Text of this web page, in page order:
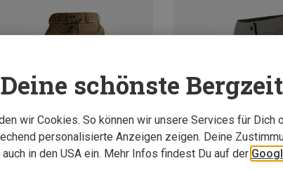
schönste
wir Cookies. So können wir unsere Services für Dich
personalisierte Anzeigen zeigen. Deine
auch in den USA ein. Mehr Infos findest Du auf der